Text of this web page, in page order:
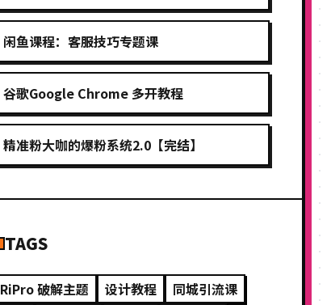
闲鱼课程：客服技巧专题课
谷歌Google Chrome 多开教程
精准粉大咖的爆粉系统2.0【完结】
TAGS
RiPro 破解主题 设计教程
同城引流课